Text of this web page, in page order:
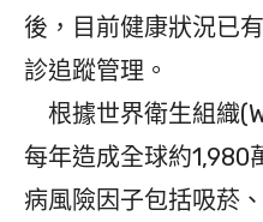
後，目前健康狀況已
診追蹤管理。
根據世界衛生組織
每年造成全球約1,980
病風險因子包括吸菸